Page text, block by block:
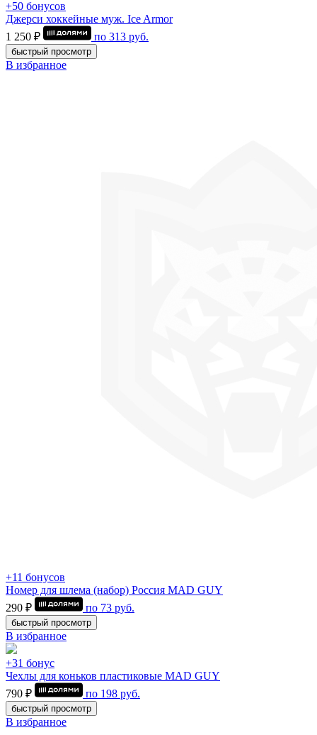
+50 бонусов
Джерси хоккейные муж. Ice Armor
1 250 ₽
по 313 руб.
быстрый просмотр
В избранное
+11 бонусов
Номер для шлема (набор) Россия MAD GUY
290 ₽
по 73 руб.
быстрый просмотр
В избранное
+31 бонус
Чехлы для коньков пластиковые MAD GUY
790 ₽
по 198 руб.
быстрый просмотр
В избранное